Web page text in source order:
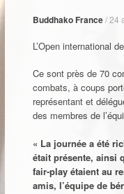
Buddhako France/24
L’Open international
Ce sont près de 70
combats, à coups
représentant et
des membres de
« La journée a été
était présente, ainsi
fair-play étaient au
amis, l’équipe de